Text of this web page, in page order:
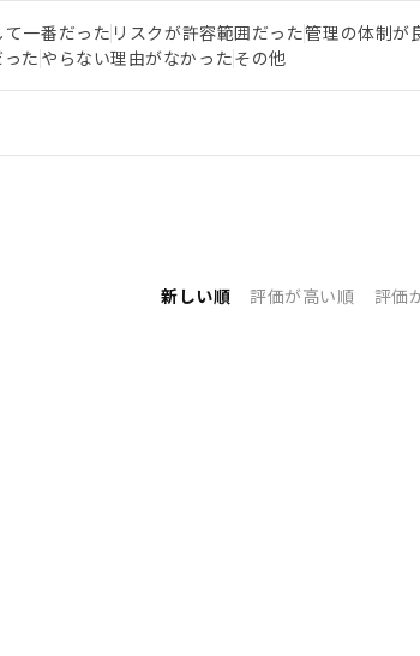
一番だった リスクが許容範囲だった管理の体制が
た やらない理由がなかったその他
新しい順 評価が高い順 評価